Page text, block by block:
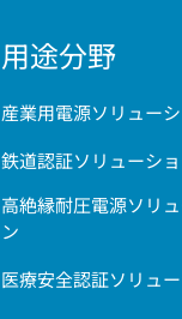
用途分野
産業用電源ソリュー
鉄道認証ソリューシ
高絶縁耐圧電源ソリ
ン
医療安全認証ソリュ